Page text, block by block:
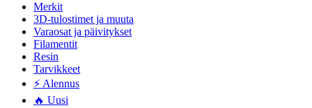
Merkit
3D-tulostimet ja muuta
Varaosat ja päivitykset
Filamentit
Resin
Tarvikkeet
⚡ Alennus
🔥 Uusi